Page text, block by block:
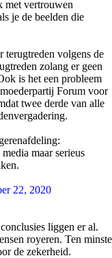
met vertrouwen
je de beelden die
terugtreden volgens de
zolang er geen
is het een probleem
Forum voor
twee derde van alle
maar serieus
22, 2020
liggen er al.
royeren. Ten minste
de zekerheid.